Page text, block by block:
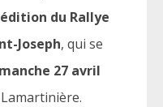
du Rallye
Joseph, qui se
27 avril